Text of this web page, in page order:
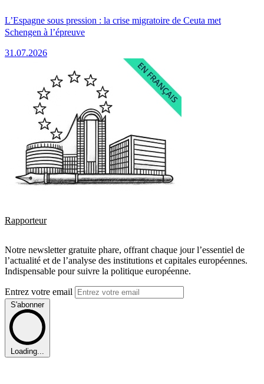
L’Espagne sous pression : la crise migratoire de Ceuta met
Schengen à l’épreuve
31.07.2026
Rapporteur
Notre newsletter gratuite phare, offrant chaque jour l’essentiel de
l’actualité et de l’analyse des institutions et capitales européennes.
Indispensable pour suivre la politique européenne.
Entrez votre email
S'abonner
Loading...